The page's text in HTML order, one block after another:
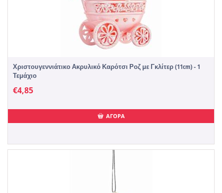
Χριστουγεννιάτικο Ακρυλικό Καρότσι Ροζ με Γκλίτερ (11cm) - 1
Τεμάχιο
€4,85
ΑΓΟΡΑ